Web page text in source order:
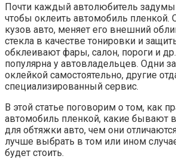
Почти каждый автолюбитель
чтобы оклеить автомобиль пленкой.
кузов авто, меняет его внешний
стекла в качестве тонировки и
обклеивают фары, салон, пороги и
популярна у автовладельцев. Одни
оклейкой самостоятельно, другие
специализированный сервис.
В этой статье поговорим о том, как
автомобиль пленкой, какие бывают
для обтяжки авто, чем они
лучше выбрать в том или ином
будет стоить.